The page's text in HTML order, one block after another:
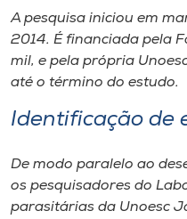
A pesquisa iniciou em
2014. É financiada pela
mil, e pela própria
até o término do estudo.
Identificação de
De modo paralelo ao
os pesquisadores do
parasitárias da Unoesc